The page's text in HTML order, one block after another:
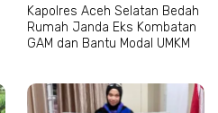
Kapolres Aceh Selatan Bedah
Rumah Janda Eks Kombatan
GAM dan Bantu Modal UMKM